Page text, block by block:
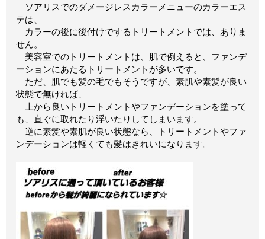
ソアリスでのダメージレスカラーメニューのカラーエス
テは、
カラーの後に後付けでするトリートメントでは、ありま
せん。
美容室でのトリートメントは、肌で例えると、ファンデ
ーションにあたるトリートメントが多いです。
ただ、肌でも髪の毛でもそうですが、素肌や素髪が良い
状態で無ければ、
上から良いトリートメントやファンデーションを塗って
も、直ぐに取れたり浮いたりしてしまいます。
逆に素髪や素肌が良い状態なら、トリートメントやファ
ンデーションは軽くても髪はきれいになります。